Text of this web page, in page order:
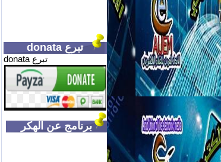
تبرع donata
تبرع donata
برنامج عن الهكر